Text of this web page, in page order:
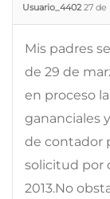
Usuario_4402 27 de
Mis padres
de 29 de
en proceso
gananciales
de contador
solicitud por
2013.No